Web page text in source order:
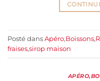
Posté dans Apéro,Boissons,
fraises,sirop maison
APÉRO,